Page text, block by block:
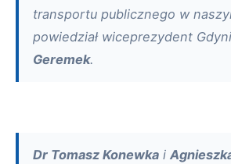
transportu publicznego w
powiedział wiceprezydent Gdyni
Geremek.
Dr Tomasz Konewka i